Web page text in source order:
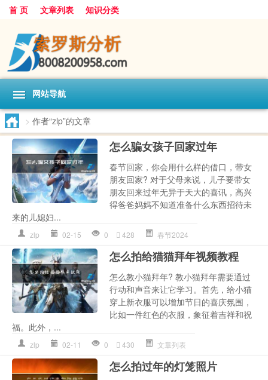
首 页 文章列表 知识分类
网站导航
> 作者“zlp”的文章
怎么骗女孩子回家过年
春节回家，你会用什么样的借口，带女
朋友回家? 对于父母来说，儿子要带女
朋友回来过年无异于天大的喜讯，高兴
得爸爸妈妈不知道准备什么东西招待未
来的儿媳妇...
zlp 02-15 0 428 春节2024
怎么拍给猫猫拜年视频教程
怎么教小猫拜年? 教小猫拜年需要通过
行动和声音来让它学习。首先，给小猫
穿上新衣服可以增加节日的喜庆氛围，
比如一件红色的衣服，象征着吉祥和祝
福。此外，...
zlp 02-11 0 430 文章列表
怎么拍过年的灯笼照片